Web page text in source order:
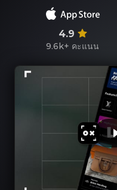
4.9
9.6k+ คะแนน